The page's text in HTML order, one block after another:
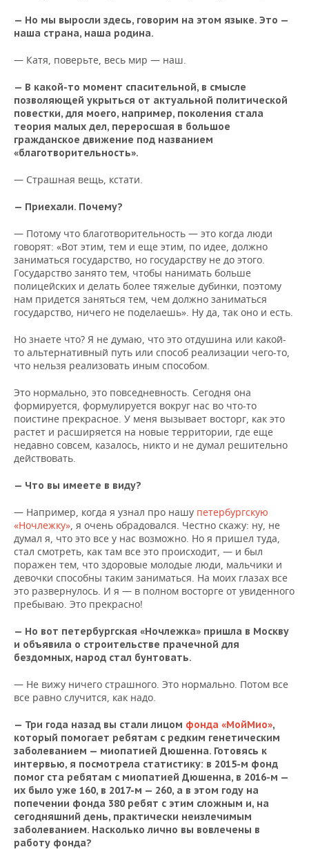
— Но мы выросли здесь, говорим на этом языке. Это —
наша страна, наша родина.
— Катя, поверьте, весь мир — наш.
— В какой-то момент спасительной, в смысле
позволяющей укрыться от актуальной политической
повестки, для моего, например, поколения стала
теория малых дел, переросшая в большое
гражданское движение под названием
«благотворительность».
— Страшная вещь, кстати.
— Приехали. Почему?
— Потому что благотворительность — это когда люди
говорят: «Вот этим, тем и еще этим, по идее, должно
заниматься государство, но государству не до этого.
Государство занято тем, чтобы нанимать больше
полицейских и делать более тяжелые дубинки, поэтому
нам придется заняться тем, чем должно заниматься
государство, ничего не поделаешь». Ну да, так оно и есть.
Но знаете что? Я не думаю, что это отдушина или какой-
то альтернативный путь или способ реализации чего-то,
что нельзя реализовать иным способом.
Это нормально, это повседневность. Сегодня она
формируется, формулируется вокруг нас во что-то
поистине прекрасное. У меня вызывает восторг, как это
растет и расширяется на новые территории, где еще
недавно совсем, казалось, никто и не думал решительно
действовать.
— Что вы имеете в виду?
— Например, когда я узнал про нашу петербургскую
«Ночлежку», я очень обрадовался. Честно скажу: ну, не
думал я, что это все у нас возможно. Но я пришел туда,
стал смотреть, как там все это происходит, — и был
поражен тем, что здоровые молодые люди, мальчики и
девочки способны таким заниматься. На моих глазах все
это развернулось. И я — в полном восторге от увиденного
пребываю. Это прекрасно!
— Но вот петербургская «Ночлежка» пришла в Москву
и объявила о строительстве прачечной для
бездомных, народ стал бунтовать.
— Не вижу ничего страшного. Это нормально. Потом все
все равно случится, как надо.
— Три года назад вы стали лицом фонда «МойМио»,
который помогает ребятам с редким генетическим
заболеванием — миопатией Дюшенна. Готовясь к
интервью, я посмотрела статистику: в 2015-м фонд
помог ста ребятам с миопатией Дюшенна, в 2016-м —
их было уже 160, в 2017-м — 260, а в этом году на
попечении фонда 380 ребят с этим сложным и, на
сегодняшний день, практически неизлечимым
заболеванием. Насколько лично вы вовлечены в
работу фонда?